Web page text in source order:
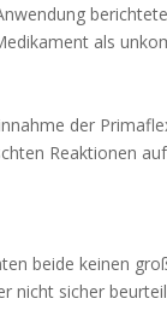
als
der
Reaktionen
beide keinen
nicht sicher